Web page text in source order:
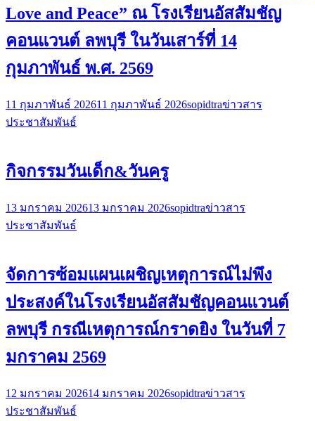
Love and Peace” ณ โรงเรียนอัสสัมชัญ
คอนแวนต์ ลพบุรี ในวันเสาร์ที่ 14
กุมภาพันธ์ พ.ศ. 2569
11 กุมภาพันธ์ 202611 กุมภาพันธ์ 2026sopidtraข่าวสาร
ประชาสัมพันธ์
กิจกรรมวันเด็ก&วันครู
13 มกราคม 202613 มกราคม 2026sopidtraข่าวสาร
ประชาสัมพันธ์
จัดการซ้อมแผนเผชิญเหตุการณ์ไม่พึง
ประสงค์ในโรงเรียนอัสสัมชัญคอนแวนต์
ลพบุรี กรณีเหตุการณ์กราดยิง ในวันที่ 7
มกราคม 2569
12 มกราคม 202614 มกราคม 2026sopidtraข่าวสาร
ประชาสัมพันธ์